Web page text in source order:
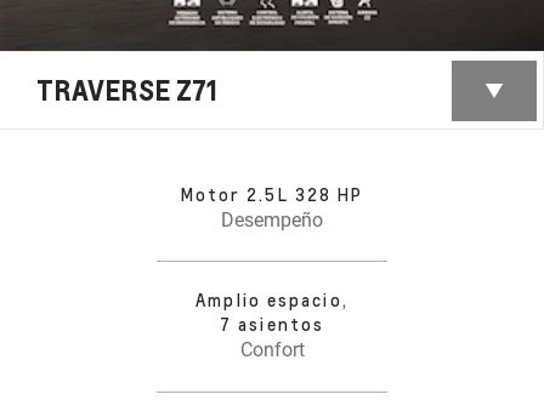
TRAVERSE Z71
Motor 2.5L 328 HP
Desempeño
Amplio espacio,
7 asientos
Confort